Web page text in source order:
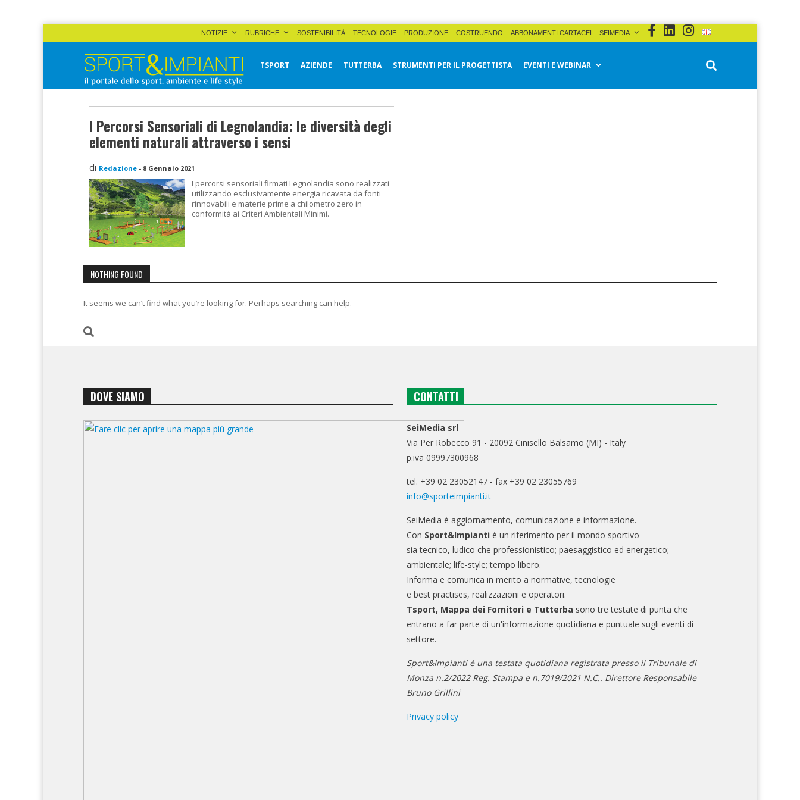
NOTIZIE RUBRICHE SOSTENIBILITÀ TECNOLOGIE PRODUZIONE COSTRUENDO ABBONAMENTI CARTACEI SEIMEDIA
Sport&Impianti
TSPORT AZIENDE TUTTERBA STRUMENTI PER IL PROGETTISTA EVENTI E WEBINAR
I Percorsi Sensoriali di Legnolandia: le diversità degli
elementi naturali attraverso i sensi
di Redazione - 8 Gennaio 2021
I percorsi sensoriali firmati Legnolandia sono realizzati
utilizzando esclusivamente energia ricavata da fonti
rinnovabili e materie prime a chilometro zero in
conformità ai Criteri Ambientali Minimi.
NOTHING FOUND
It seems we can’t find what you’re looking for. Perhaps searching can help.
DOVE SIAMO CONTATTI
SeiMedia srl
Via Per Robecco 91 - 20092 Cinisello Balsamo (MI) - Italy
p.iva 09997300968
tel. +39 02 23052147 - fax +39 02 23055769
info@sporteimpianti.it
SeiMedia è aggiornamento, comunicazione e informazione.
Con Sport&Impianti è un riferimento per il mondo sportivo
sia tecnico, ludico che professionistico; paesaggistico ed energetico;
ambientale; life-style; tempo libero.
Informa e comunica in merito a normative, tecnologie
e best practises, realizzazioni e operatori.
Tsport, Mappa dei Fornitori e Tutterba sono tre testate di punta che
entrano a far parte di un'informazione quotidiana e puntuale sugli eventi di
settore.
Sport&Impianti è una testata quotidiana registrata presso il Tribunale di
Monza n.2/2022 Reg. Stampa e n.7019/2021 N.C.. Direttore Responsabile
Bruno Grillini
Privacy policy